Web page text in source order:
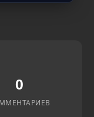
0